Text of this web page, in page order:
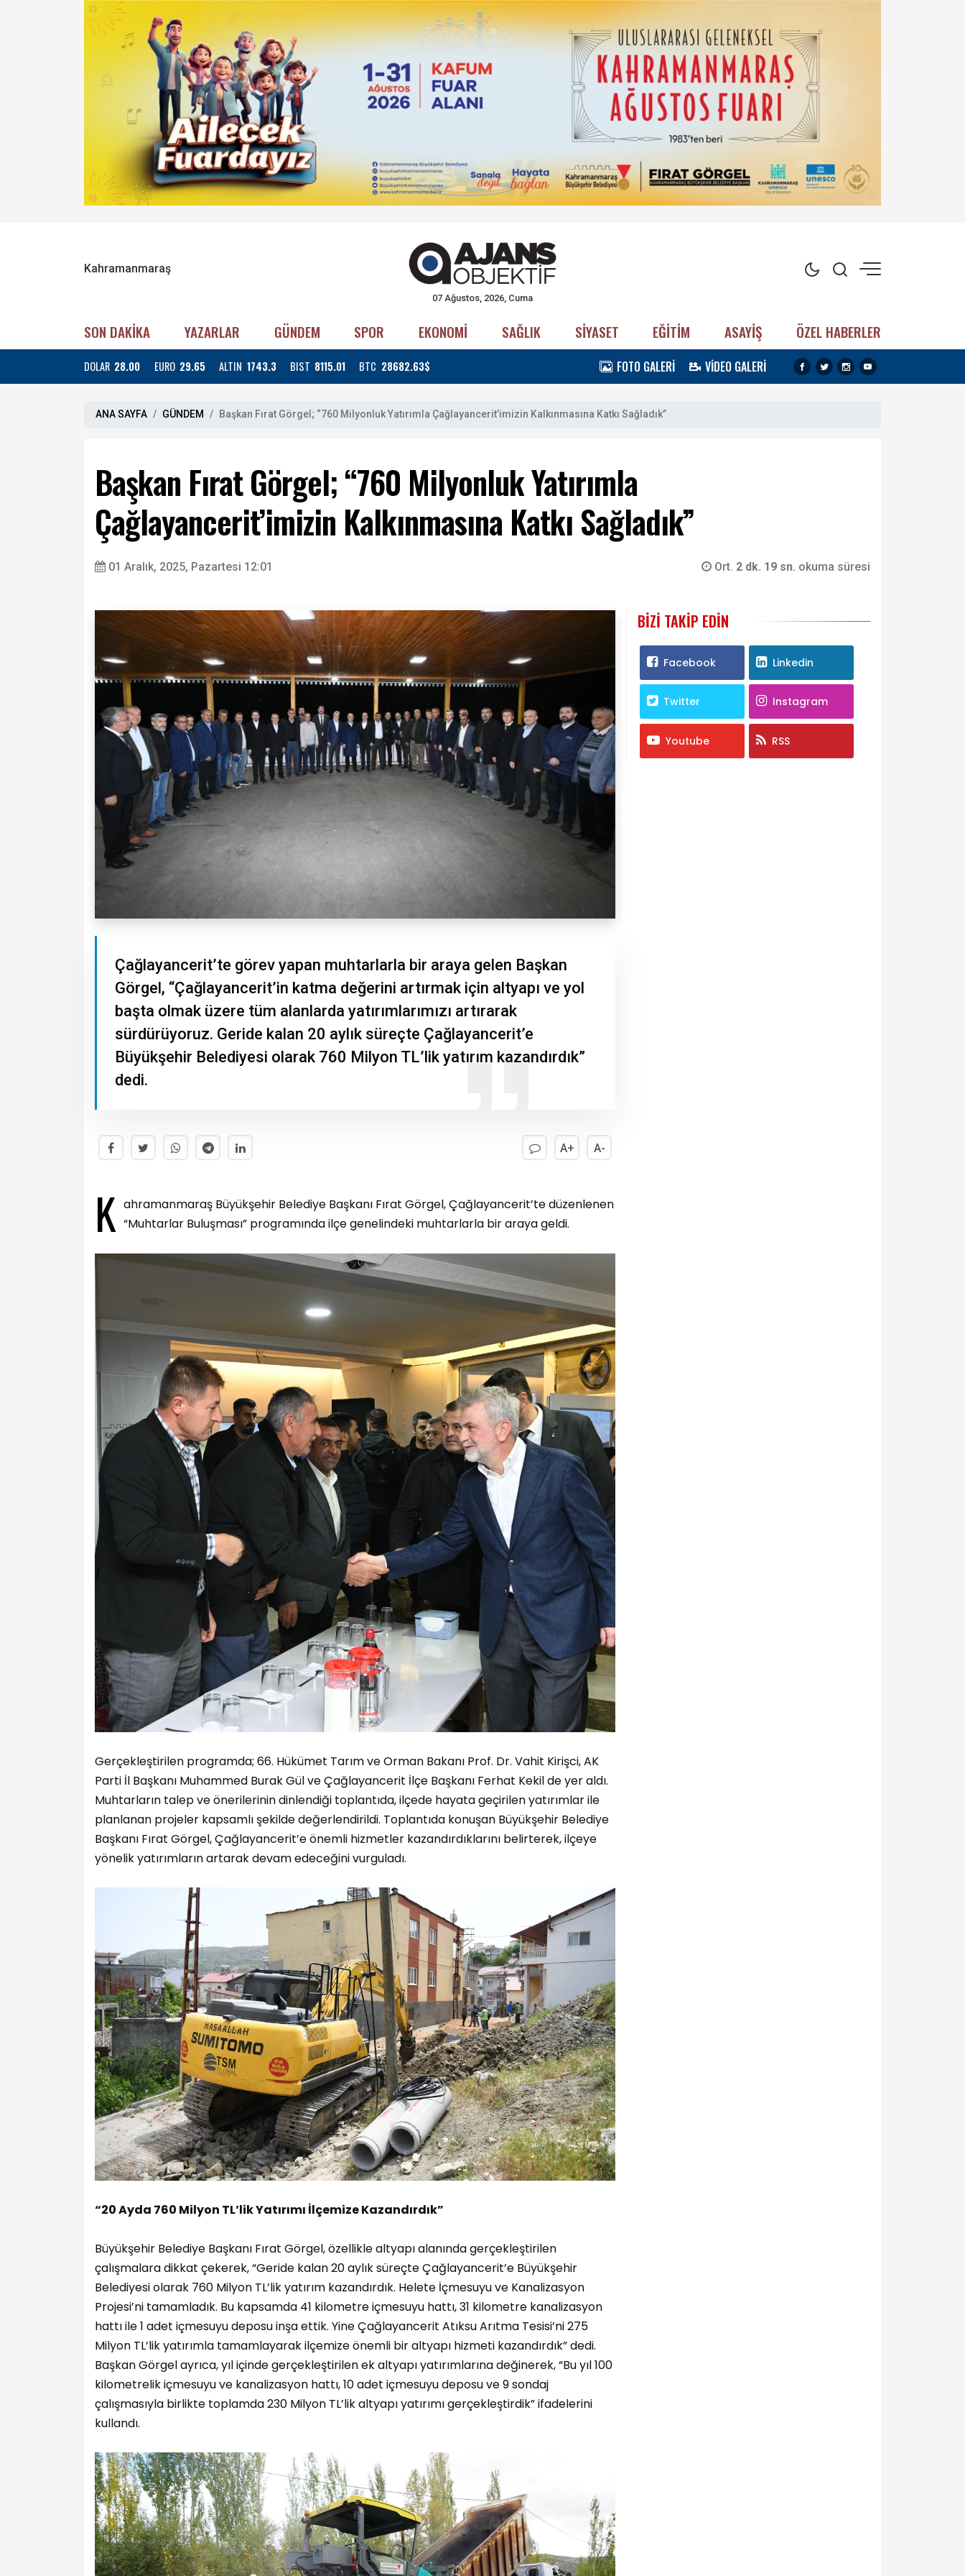
Kahramanmaraş
07 Ağustos, 2026, Cuma
SON DAKİKA YAZARLAR GÜNDEM SPOR EKONOMİ SAĞLIK SİYASET EĞİTİM ASAYİŞ ÖZEL HABERLER
DOLAR 28.00 EURO 29.65 ALTIN 1743.3 BIST 8115.01 BTC 28682.63$ FOTO GALERİ VİDEO GALERİ
ANA SAYFA GÜNDEM Başkan Fırat Görgel; “760 Milyonluk Yatırımla Çağlayancerit’imizin Kalkınmasına Katkı Sağladık”
Başkan Fırat Görgel; “760 Milyonluk Yatırımla
Çağlayancerit’imizin Kalkınmasına Katkı Sağladık”
01 Aralık, 2025, Pazartesi 12:01 Ort. 2 dk. 19 sn. okuma süresi
Çağlayancerit’te görev yapan muhtarlarla bir araya gelen Başkan
Görgel, “Çağlayancerit’in katma değerini artırmak için altyapı ve yol
başta olmak üzere tüm alanlarda yatırımlarımızı artırarak
sürdürüyoruz. Geride kalan 20 aylık süreçte Çağlayancerit’e
Büyükşehir Belediyesi olarak 760 Milyon TL’lik yatırım kazandırdık”
dedi.
A+ A-
K ahramanmaraş Büyükşehir Belediye Başkanı Fırat Görgel, Çağlayancerit’te düzenlenen
“Muhtarlar Buluşması” programında ilçe genelindeki muhtarlarla bir araya geldi.
Gerçekleştirilen programda; 66. Hükümet Tarım ve Orman Bakanı Prof. Dr. Vahit Kirişci, AK
Parti İl Başkanı Muhammed Burak Gül ve Çağlayancerit İlçe Başkanı Ferhat Kekil de yer aldı.
Muhtarların talep ve önerilerinin dinlendiği toplantıda, ilçede hayata geçirilen yatırımlar ile
planlanan projeler kapsamlı şekilde değerlendirildi. Toplantıda konuşan Büyükşehir Belediye
Başkanı Fırat Görgel, Çağlayancerit’e önemli hizmetler kazandırdıklarını belirterek, ilçeye
yönelik yatırımların artarak devam edeceğini vurguladı.
“20 Ayda 760 Milyon TL’lik Yatırımı İlçemize Kazandırdık”
Büyükşehir Belediye Başkanı Fırat Görgel, özellikle altyapı alanında gerçekleştirilen
çalışmalara dikkat çekerek, “Geride kalan 20 aylık süreçte Çağlayancerit’e Büyükşehir
Belediyesi olarak 760 Milyon TL’lik yatırım kazandırdık. Helete İçmesuyu ve Kanalizasyon
Projesi’ni tamamladık. Bu kapsamda 41 kilometre içmesuyu hattı, 31 kilometre kanalizasyon
hattı ile 1 adet içmesuyu deposu inşa ettik. Yine Çağlayancerit Atıksu Arıtma Tesisi’ni 275
Milyon TL’lik yatırımla tamamlayarak ilçemize önemli bir altyapı hizmeti kazandırdık” dedi.
Başkan Görgel ayrıca, yıl içinde gerçekleştirilen ek altyapı yatırımlarına değinerek, “Bu yıl 100
kilometrelik içmesuyu ve kanalizasyon hattı, 10 adet içmesuyu deposu ve 9 sondaj
çalışmasıyla birlikte toplamda 230 Milyon TL’lik altyapı yatırımı gerçekleştirdik” ifadelerini
kullandı.
BIZI TAKIP EDIN
Facebook Linkedin
Twitter Instagram
Youtube RSS